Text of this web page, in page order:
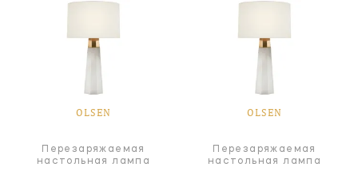
OLSEN
Перезаряжаемая
настольная лампа
OLSEN
Перезаряжаемая
настольная лампа